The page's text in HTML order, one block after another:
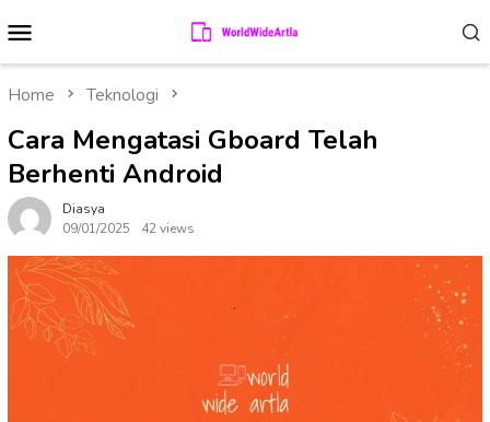
to
contentMenu
Home Teknologi
Cara Mengatasi Gboard Telah
Berhenti Android
Diasya
09/01/2025
42 views